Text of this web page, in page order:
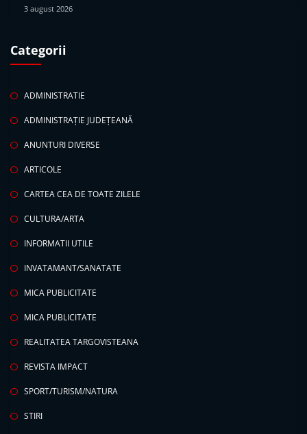
3 august 2026
Categorii
ADMINISTRATIE
ADMINISTRAȚIE JUDEȚEANĂ
ANUNTURI DIVERSE
ARTICOLE
CARTEA CEA DE TOATE ZILELE
CULTURA/ARTA
INFORMATII UTILE
INVATAMANT/SANATATE
MICA PUBLICITATE
MICA PUBLICITATE
REALITATEA TARGOVISTEANA
REVISTA IMPACT
SPORT/TURISM/NATURA
STIRI